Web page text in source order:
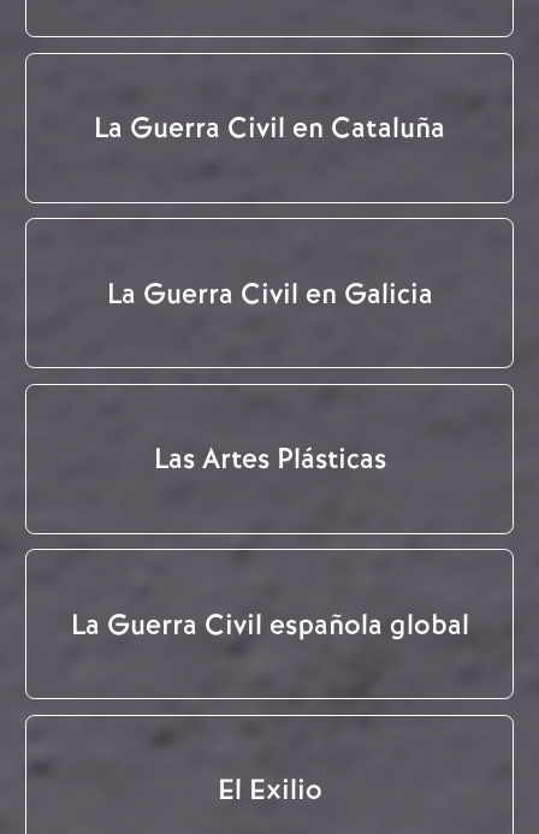
La Guerra Civil en Cataluña
La Guerra Civil en Galicia
Las Artes Plásticas
La Guerra Civil española global
El Exilio